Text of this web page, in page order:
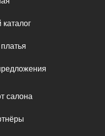
салона